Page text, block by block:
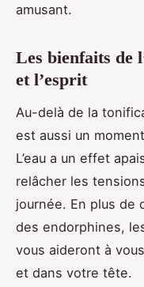
amusant.
Les bienfaits de
et l’esprit
Au-delà de la
est aussi un
L’eau a un effet
relâcher les
journée. En plus de
des endorphines,
vous aideront à
et dans votre tête.